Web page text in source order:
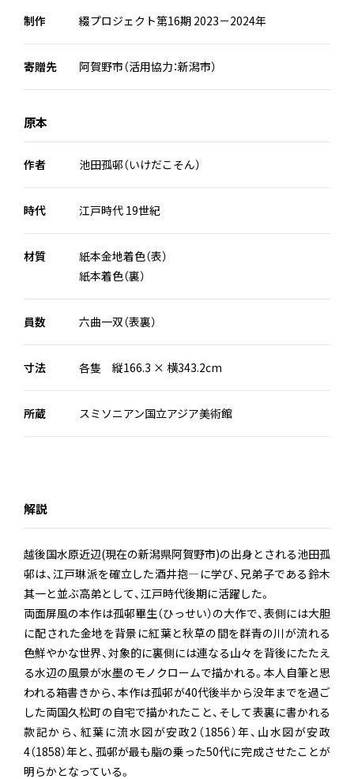
制作 綴プロジェクト第16期 2023－2024年
寄贈先 阿賀野市（活用協力：新潟市）
原本
作者 池田孤邨（いけだこそん）
時代 江戸時代 19世紀
材質
紙本金地着色（表）
紙本着色（裏）
員数 六曲一双（表裏）
寸法 各隻 縦166.3 × 横343.2cm
所蔵 スミソニアン国立アジア美術館
解説
越後国水原近辺(現在の新潟県阿賀野市)の出身とされる池田孤
邨は、江戸琳派を確立した酒井抱―に学び、兄弟子である鈴木
其一と並ぶ高弟として、江戸時代後期に活躍した。
両面屏風の本作は孤邨畢生（ひっせい）の大作で、表側には大胆
に配された金地を背景に紅葉と秋草の間を群青の川が流れる
色鮮やかな世界、対象的に裏側には連なる山々を背後にたたえ
る水辺の風景が水墨のモノクロームで描かれる。本人自筆と思
われる箱書きから、本作は孤邨が40代後半から没年までを過ご
した両国久松町の自宅で描かれたこと、そして表裏に書かれる
款記から、紅葉に流水図が安政2（1856）年、山水図が安政
4（1858）年と、孤邨が最も脂の乗った50代に完成させたことが
明らかとなっている。